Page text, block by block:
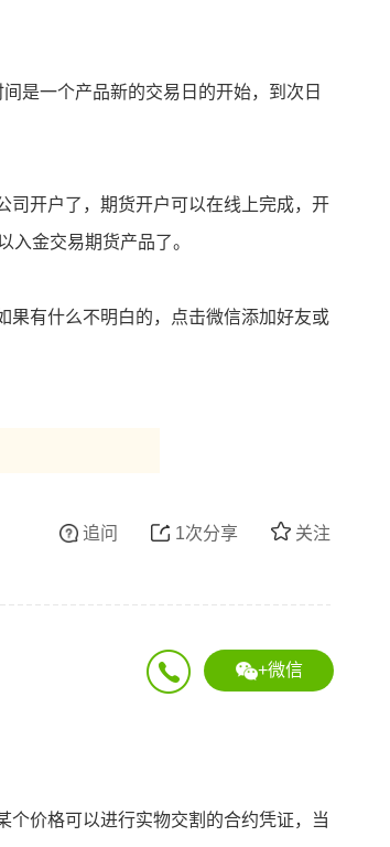
是一个产品新的交易日的开始，到次日
司开户了，期货开户可以在线上完成，开
入金交易期货产品了。
果有什么不明白的，点击微信添加好友或
关注
1次分享
追问
+微信
个价格可以进行实物交割的合约凭证，当